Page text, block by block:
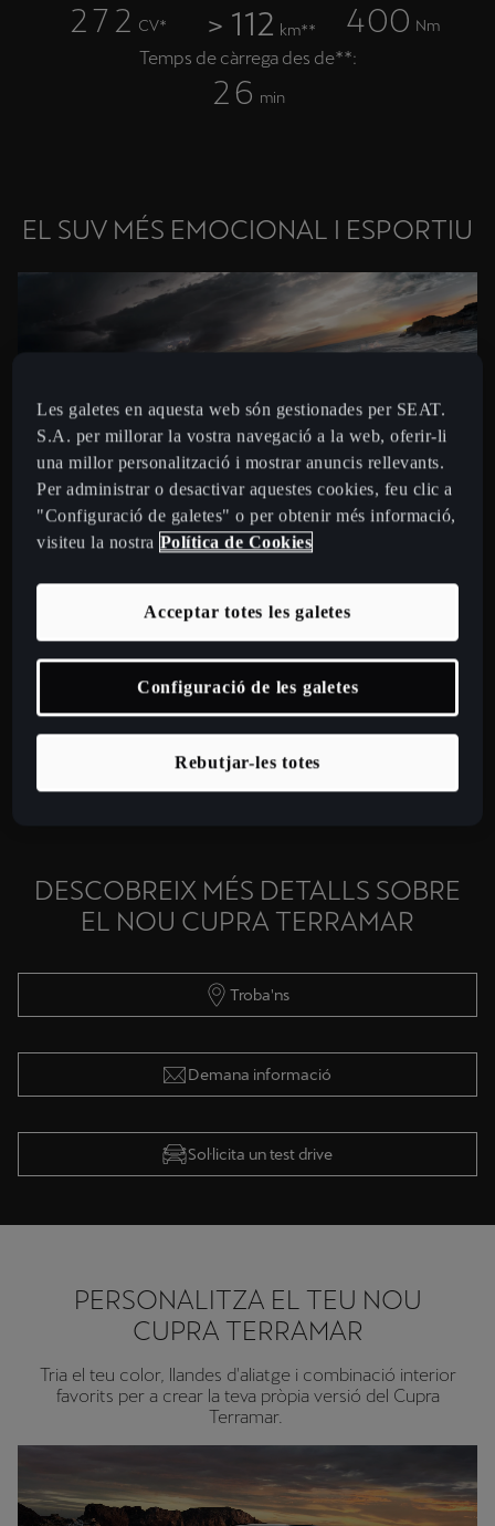
27 2 CV* > 112 km** 400 Nm
Temps de càrrega des de**:
2 6 min
EL SUV MÉS EMOCIONAL I ESPORTIU
RENDIMENT PROGRESSIU
Nova tecnologia de cotxe híbrid endollable amb una
autonomia elèctrica de més de 100 km i una potència de
fins a 200 kW. Sent la potència de tots dos mons, el de la
combustió i l'elèctric.
DESCOBREIX MÉS DETALLS SOBRE
EL NOU CUPRA TERRAMAR
Troba'ns
Demana informació
Sol·licita un test drive
PERSONALITZA EL TEU NOU
CUPRA TERRAMAR
Tria el teu color, llandes d'aliatge i combinació interior
favorits per a crear la teva pròpia versió del Cupra
Terramar.
Les galetes en aquesta web són gestionades per SEAT.
S.A. per millorar la vostra navegació a la web, oferir-li
una millor personalització i mostrar anuncis rellevants.
Per administrar o desactivar aquestes cookies, feu clic a
"Configuració de galetes" o per obtenir més informació,
visiteu la nostra Política de Cookies
Rebutjar-les totes
Acceptar totes les galetes
Configuració de les galetes